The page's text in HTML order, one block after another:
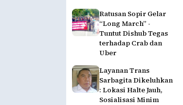
Ratusan Sopir Gelar
“Long March” -
Tuntut Dishub Tegas
terhadap Crab dan
Uber
Layanan Trans
Sarbagita Dikeluhkan
: Lokasi Halte Jauh,
Sosialisasi Minim